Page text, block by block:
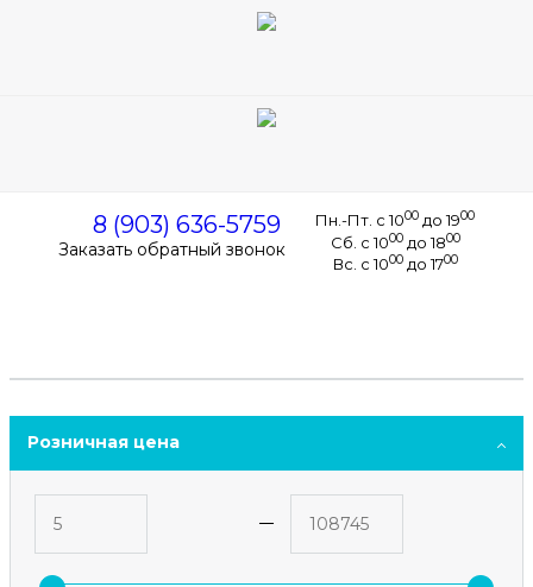
8 (903) 636-5759
Заказать обратный звонок
Пн.-Пт. с 1000 до 1900
Сб. с 1000до 1800
Вс. с 1000до 1700
Розничная цена